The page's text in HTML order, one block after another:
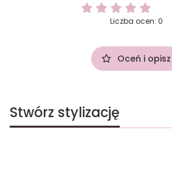
Liczba ocen: 0
Oceń i opisz
Stwórz stylizację